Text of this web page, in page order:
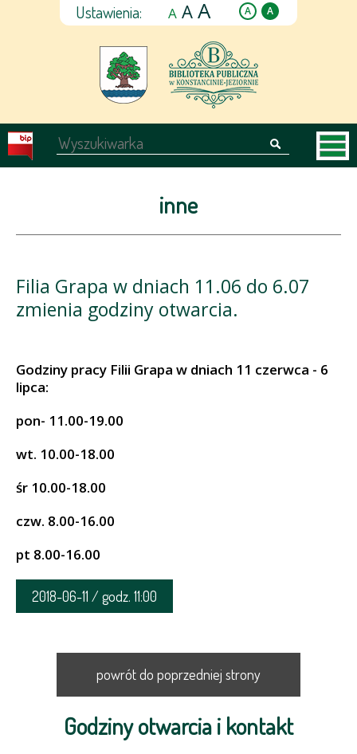
Ustawienia: A A A A A
inne
Filia Grapa w dniach 11.06 do 6.07
zmienia godziny otwarcia.
Godziny pracy Filii Grapa w dniach 11 czerwca - 6
lipca:
pon- 11.00-19.00
wt. 10.00-18.00
śr 10.00-18.00
czw. 8.00-16.00
pt 8.00-16.00
2018-06-11 / godz. 11:00
powrót do poprzedniej strony
Godziny otwarcia i kontakt